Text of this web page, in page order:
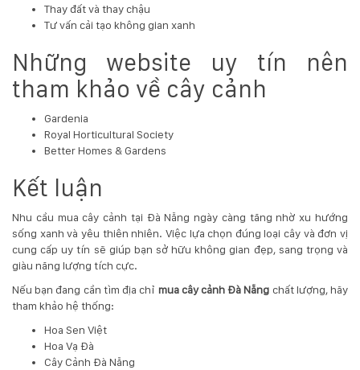
Thay đất và thay chậu
Tư vấn cải tạo không gian xanh
Những website uy tín nên
tham khảo về cây cảnh
Gardenia
Royal Horticultural Society
Better Homes & Gardens
Kết luận
Nhu cầu mua cây cảnh tại Đà Nẵng ngày càng tăng nhờ xu hướng
sống xanh và yêu thiên nhiên. Việc lựa chọn đúng loại cây và đơn vị
cung cấp uy tín sẽ giúp bạn sở hữu không gian đẹp, sang trọng và
giàu năng lượng tích cực.
Nếu bạn đang cần tìm địa chỉ mua cây cảnh Đà Nẵng chất lượng, hãy
tham khảo hệ thống:
Hoa Sen Việt
Hoa Vạ Đà
Cây Cảnh Đà Nẵng